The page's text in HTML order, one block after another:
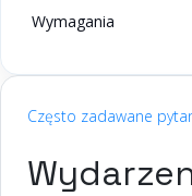
Wymagania
Często zadawane